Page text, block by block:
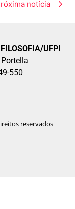
notícia
UFPI
550
reservados